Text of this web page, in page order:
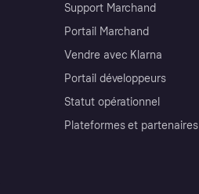
Support Marchand
Portail Marchand
Vendre avec Klarna
Portail développeurs
Statut opérationnel
Plateformes et partenaires